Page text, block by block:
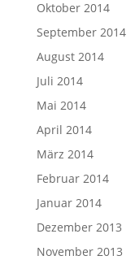
Oktober 2014
September 2014
August 2014
Juli 2014
Mai 2014
April 2014
März 2014
Februar 2014
Januar 2014
Dezember 2013
November 2013